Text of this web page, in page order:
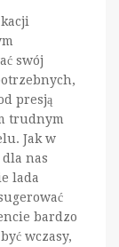
swój
presją
trudnym
Jak w
nas
lada
bardzo
wczasy,